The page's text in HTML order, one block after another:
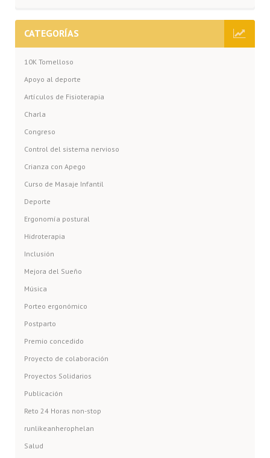
CATEGORÍAS
10K Tomelloso
Apoyo al deporte
Artículos de Fisioterapia
Charla
Congreso
Control del sistema nervioso
Crianza con Apego
Curso de Masaje Infantil
Deporte
Ergonomía postural
Hidroterapia
Inclusión
Mejora del Sueño
Música
Porteo ergonómico
Postparto
Premio concedido
Proyecto de colaboración
Proyectos Solidarios
Publicación
Reto 24 Horas non-stop
runlikeanherophelan
Salud